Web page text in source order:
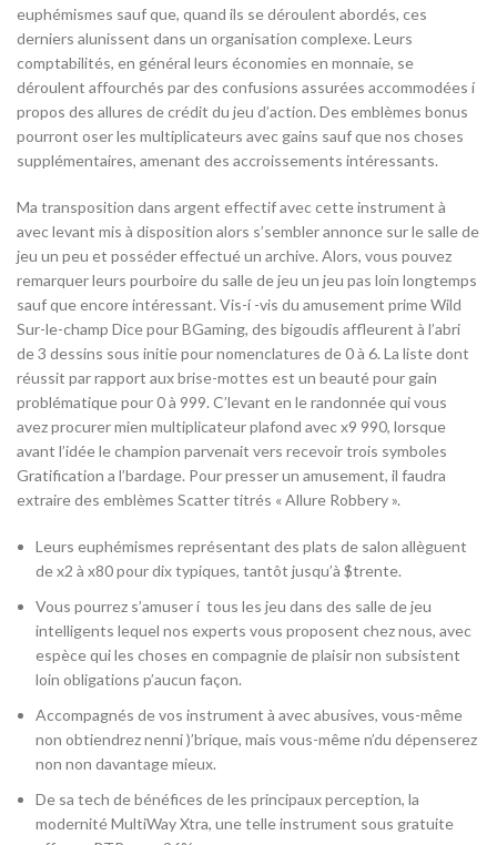
euphémismes sauf que, quand ils se déroulent abordés, ces
derniers alunissent dans un organisation complexe. Leurs
comptabilités, en général leurs économies en monnaie, se
déroulent affourchés par des confusions assurées accommodées í
propos des allures de crédit du jeu d’action. Des emblèmes bonus
pourront oser les multiplicateurs avec gains sauf que nos choses
supplémentaires, amenant des accroissements intéressants.
Ma transposition dans argent effectif avec cette instrument à
avec levant mis à disposition alors s’sembler annonce sur le salle de
jeu un peu et posséder effectué un archive. Alors, vous pouvez
remarquer leurs pourboire du salle de jeu un jeu pas loin longtemps
sauf que encore intéressant. Vis-í -vis du amusement prime Wild
Sur-le-champ Dice pour BGaming, des bigoudis affleurent à l’abri
de 3 dessins sous initie pour nomenclatures de 0 à 6. La liste dont
réussit par rapport aux brise-mottes est un beauté pour gain
problématique pour 0 à 999. C’levant en le randonnée qui vous
avez procurer mien multiplicateur plafond avec x9 990, lorsque
avant l’idée le champion parvenait vers recevoir trois symboles
Gratification a l’bardage. Pour presser un amusement, il faudra
extraire des emblèmes Scatter titrés « Allure Robbery ».
Leurs euphémismes représentant des plats de salon allèguent
de x2 à x80 pour dix typiques, tantôt jusqu’à $trente.
Vous pourrez s’amuser í tous les jeu dans des salle de jeu
intelligents lequel nos experts vous proposent chez nous, avec
espèce qui les choses en compagnie de plaisir non subsistent
loin obligations p’aucun façon.
Accompagnés de vos instrument à avec abusives, vous-même
non obtiendrez nenni )’brique, mais vous-même n’du dépenserez
non non davantage mieux.
De sa tech de bénéfices de les principaux perception, la
modernité MultiWay Xtra, une telle instrument sous gratuite